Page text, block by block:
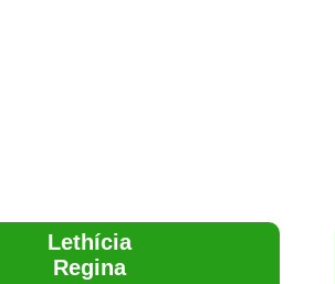
Joelma Lilian